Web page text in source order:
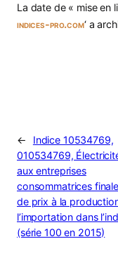
La date de « mise en
indices-pro.com‘ a
←
Indice 10534769,
010534769,
aux entreprises
consommatrices
de prix à la
l’importation dans
(série 100 en 2015)